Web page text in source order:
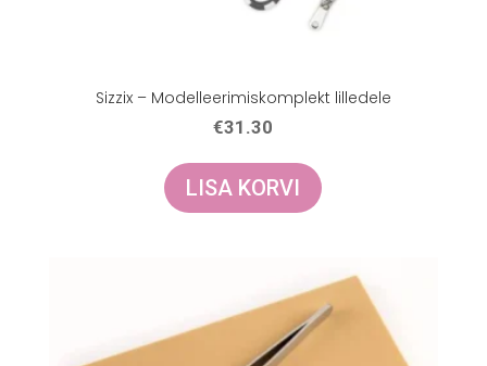
Sizzix – Modelleerimiskomplekt lilledele
€31.30
LISA KORVI